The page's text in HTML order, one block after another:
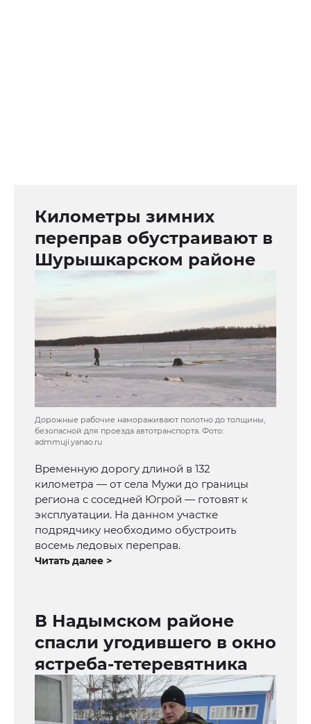
Километры зимних
переправ обустраивают в
Шурышкарском районе
Дорожные рабочие намораживают полотно до толщины,
безопасной для проезда автотранспорта. Фото:
admmuji.yanao.ru
Временную дорогу длиной в 132
километра — от села Мужи до границы
региона с соседней Югрой — готовят к
эксплуатации. На данном участке
подрядчику необходимо обустроить
восемь ледовых переправ.
Читать далее >
В Надымском районе
спасли угодившего в окно
ястреба-тетеревятника